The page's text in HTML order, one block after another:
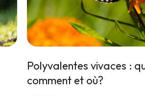
Polyvalentes vivaces :
comment et où?